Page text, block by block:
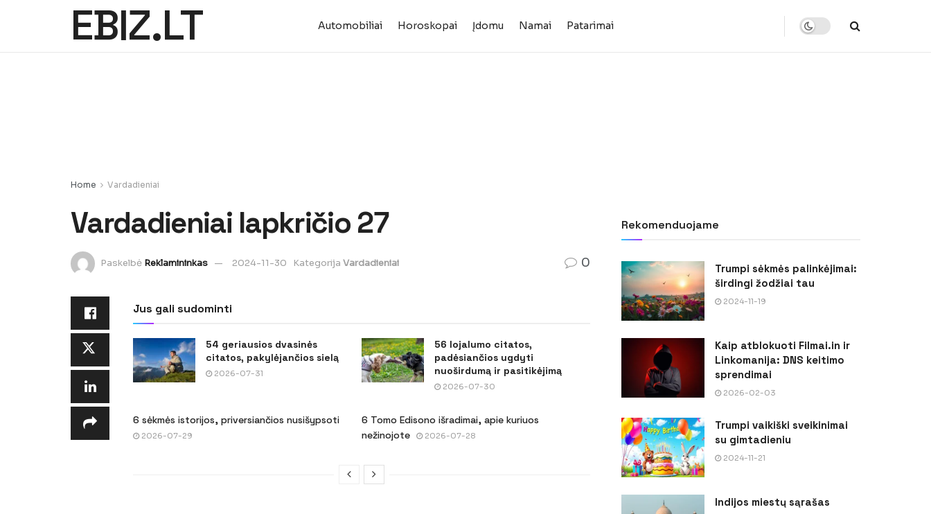
EBIZ.LT Automobiliai Horoskopai Įdomu Namai Patarimai
Home Vardadieniai
Vardadieniai lapkričio 27
Paskelbė Reklamininkas 2024-11-30 Kategorija Vardadieniai 0
Jus gali sudominti
54 geriausios dvasinės
citatos, pakylėjančios sielą
2026-07-31
56 lojalumo citatos,
padėsiančios ugdyti
nuoširdumą ir pasitikėjimą
2026-07-30
6 sėkmės istorijos, priversiančios nusišypsoti
2026-07-29
6 Tomo Edisono išradimai, apie kuriuos
nežinojote
2026-07-28
Rekomenduojame
Trumpi sėkmės palinkėjimai:
širdingi žodžiai tau
2024-11-19
Kaip atblokuoti Filmai.in ir
Linkomanija: DNS keitimo
sprendimai
2026-02-03
Trumpi vaikiški sveikinimai
su gimtadieniu
2024-11-21
Indijos miestų sąrašas